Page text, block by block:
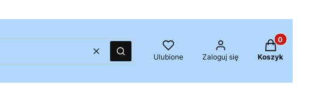
WyczyśćSzukaj Ulubione Zaloguj się
Produkty w
Koszyk